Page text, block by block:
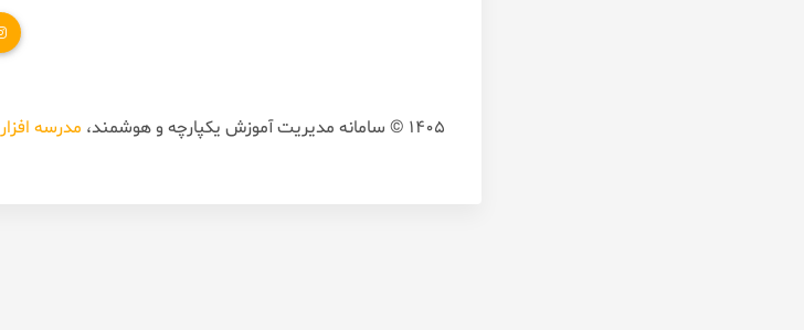
1405 © سامانه مدیریت آموزش یکپارچه و هوشمند، مدرسه افزار